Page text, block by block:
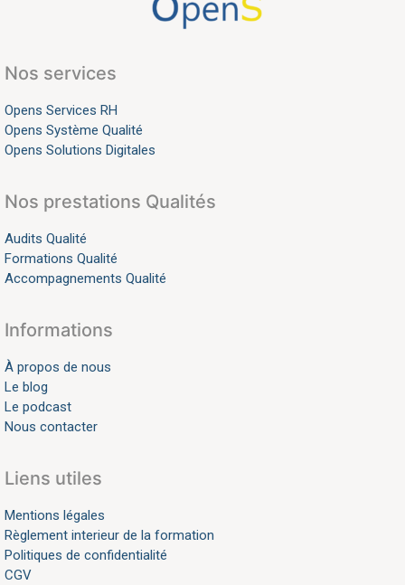
Nos services
Opens Services RH
Opens Système Qualité
Opens Solutions Digitales
Nos prestations Qualités
Audits Qualité
Formations Qualité
Accompagnements Qualité
Informations
À propos de nous
Le blog
Le podcast
Nous contacter
Liens utiles
Mentions légales
Règlement interieur de la formation
Politiques de confidentialité
CGV